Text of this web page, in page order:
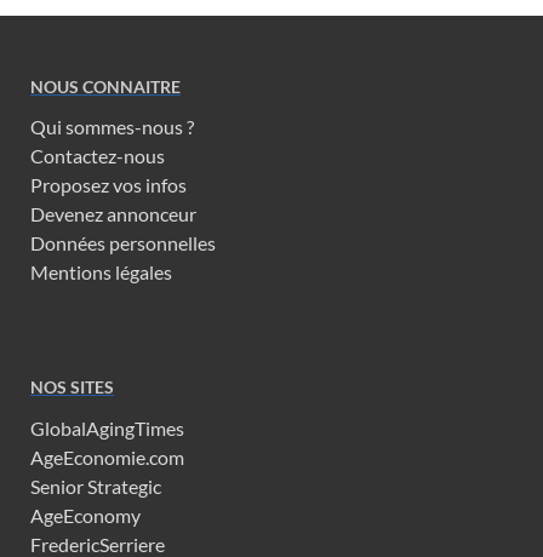
NOUS CONNAITRE
Qui sommes-nous ?
Contactez-nous
Proposez vos infos
Devenez annonceur
Données personnelles
Mentions légales
NOS SITES
GlobalAgingTimes
AgeEconomie.com
Senior Strategic
AgeEconomy
FredericSerriere